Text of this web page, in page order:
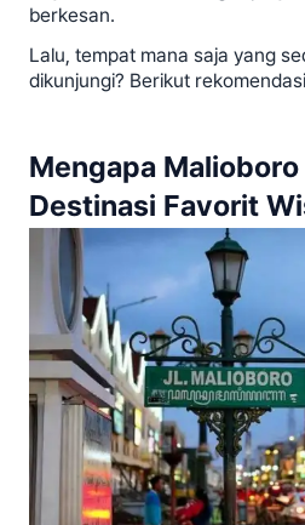
berkesan.
Lalu, tempat mana saja yang
dikunjungi? Berikut
Mengapa
Destinasi Favorit